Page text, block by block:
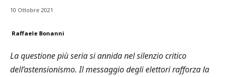
10 Ottobre 2021
Raffaele Bonanni
La questione piùseria si annida nel silenzio critico
dell’astensionismo. Il messaggio degli elettori rafforza la